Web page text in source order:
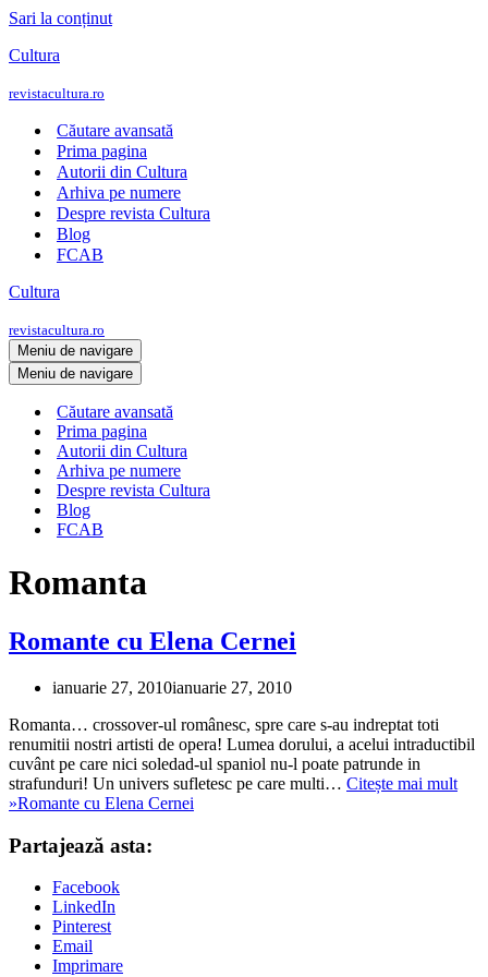
Sari la conținut
Cultura
revistacultura.ro
Căutare avansată
Prima pagina
Autorii din Cultura
Arhiva pe numere
Despre revista Cultura
Blog
FCAB
Cultura
revistacultura.ro
Meniu de navigare
Meniu de navigare
Căutare avansată
Prima pagina
Autorii din Cultura
Arhiva pe numere
Despre revista Cultura
Blog
FCAB
Romanta
Romante cu Elena Cernei
ianuarie 27, 2010ianuarie 27, 2010
Romanta… crossover-ul românesc, spre care s-au indreptat toti
renumitii nostri artisti de opera! Lumea dorului, a acelui intraductibil
cuvânt pe care nici soledad-ul spaniol nu-l poate patrunde in
strafunduri! Un univers sufletesc pe care multi… Citește mai mult
»Romante cu Elena Cernei
Partajează asta:
Facebook
LinkedIn
Pinterest
Email
Imprimare